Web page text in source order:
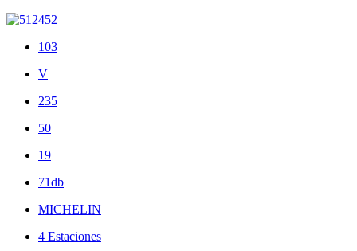
103
V
235
50
19
71db
MICHELIN
4 Estaciones